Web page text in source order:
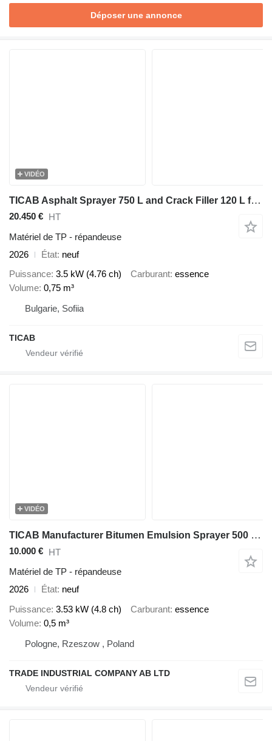
Déposer une annonce
VIDÉO
TICAB Asphalt Sprayer 750 L and Crack Filler 120 L from Manufacturer
20.450 € HT
Matériel de TP - répandeuse
2026
État neuf
Puissance 3.5 kW (4.76 ch) Carburant essence
Volume 0,75 m³
Bulgarie, Sofiia
TICAB
VIDÉO
TICAB Manufacturer Bitumen Emulsion Sprayer 500 L, Special offer - 2%
10.000 € HT
Matériel de TP - répandeuse
2026
État neuf
Puissance 3.53 kW (4.8 ch) Carburant essence
Volume 0,5 m³
Pologne, Rzeszow , Poland
TRADE INDUSTRIAL COMPANY AB LTD